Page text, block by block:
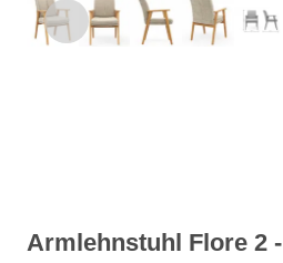
Armlehnstuhl Flore 2